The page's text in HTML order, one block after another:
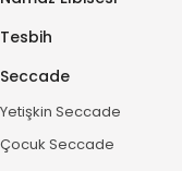
Tesbih
Seccade
Yetişkin Seccade
Çocuk Seccade